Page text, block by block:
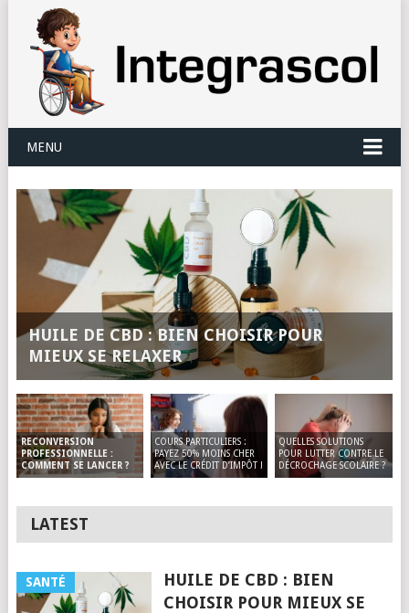
MENU
HUILE DE CBD : BIEN CHOISIR POUR
MIEUX SE RELAXER
RECONVERSION
PROFESSIONNELLE :
COMMENT SE LANCER ?
QUELLES SOLUTIONS
POUR LUTTER CONTRE LE
DÉCROCHAGE SCOLAIRE ?
COURS PARTICULIERS :
PAYEZ 50% MOINS CHER
AVEC LE CRÉDIT D’IMPÔT !
LATEST
SANTÉ
HUILE DE CBD : BIEN
CHOISIR POUR MIEUX SE
Panneau de gestion des cookies